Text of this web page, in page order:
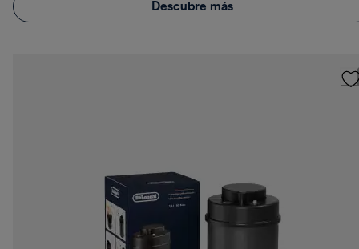
Descubre más